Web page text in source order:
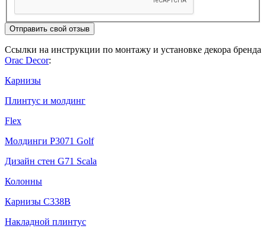
Отправить свой отзыв
Ссылки на инструкции по монтажу и установке декора бренда
Orac Decor:
Карнизы
Плинтус и молдинг
Flex
Молдинги P3071 Golf
Дизайн стен G71 Scala
Колонны
Карнизы С338В
Накладной плинтус